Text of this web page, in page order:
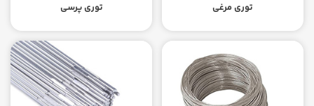
توری مرغی توری پرسی